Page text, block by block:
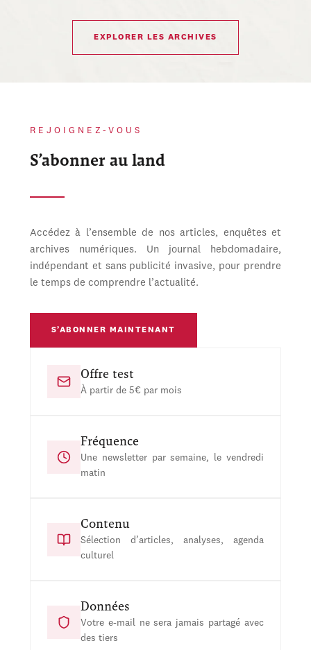
EXPLORER LES ARCHIVES
REJOIGNEZ-VOUS
S’abonner au land
Accédez à l’ensemble de nos articles, enquêtes et
archives numériques. Un journal hebdomadaire,
indépendant et sans publicité invasive, pour prendre
le temps de comprendre l’actualité.
S’ABONNER MAINTENANT
Offre test
À partir de 5€ par mois
Fréquence
Une newsletter par semaine, le vendredi
matin
Contenu
Sélection d’articles, analyses, agenda
culturel
Données
Votre e-mail ne sera jamais partagé avec
des tiers